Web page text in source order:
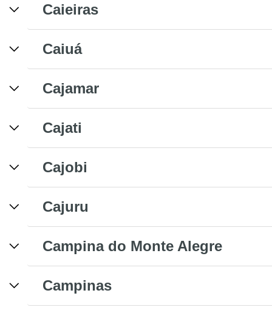
Caieiras
Caiuá
Cajamar
Cajati
Cajobi
Cajuru
Campina do Monte Alegre
Campinas